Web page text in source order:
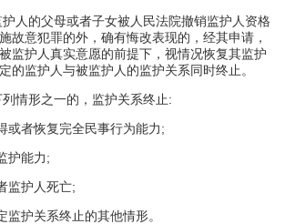
人的父母或者子女被人民法院撤销监护人资格
故意犯罪的外，确有悔改表现的，经其申请，
监护人真实意愿的前提下，视情况恢复其监护
的监护人与被监护人的监护关系同时终止。
情形之一的，监护关系终止:
或者恢复完全民事行为能力;
护能力;
监护人死亡;
监护关系终止的其他情形。